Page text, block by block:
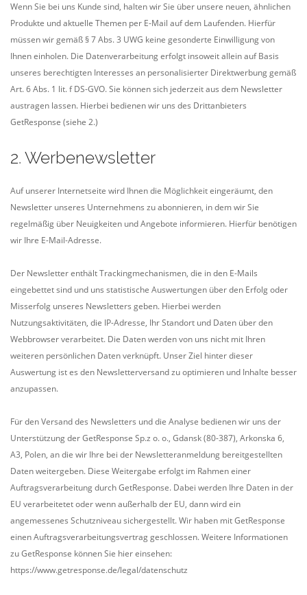
Wenn Sie bei uns Kunde sind, halten wir Sie über unsere neuen, ähnlichen
Produkte und aktuelle Themen per E-Mail auf dem Laufenden. Hierfür
müssen wir gemäß § 7 Abs. 3 UWG keine gesonderte Einwilligung von
Ihnen einholen. Die Datenverarbeitung erfolgt insoweit allein auf Basis
unseres berechtigten Interesses an personalisierter Direktwerbung gemäß
Art. 6 Abs. 1 lit. f DS-GVO. Sie können sich jederzeit aus dem Newsletter
austragen lassen. Hierbei bedienen wir uns des Drittanbieters
GetResponse (siehe 2.)
2. Werbenewsletter
Auf unserer Internetseite wird Ihnen die Möglichkeit eingeräumt, den
Newsletter unseres Unternehmens zu abonnieren, in dem wir Sie
regelmäßig über Neuigkeiten und Angebote informieren. Hierfür benötigen
wir Ihre E-Mail-Adresse.
Der Newsletter enthält Trackingmechanismen, die in den E-Mails
eingebettet sind und uns statistische Auswertungen über den Erfolg oder
Misserfolg unseres Newsletters geben. Hierbei werden
Nutzungsaktivitäten, die IP-Adresse, Ihr Standort und Daten über den
Webbrowser verarbeitet. Die Daten werden von uns nicht mit Ihren
weiteren persönlichen Daten verknüpft. Unser Ziel hinter dieser
Auswertung ist es den Newsletterversand zu optimieren und Inhalte besser
anzupassen.
Für den Versand des Newsletters und die Analyse bedienen wir uns der
Unterstützung der GetResponse Sp.z o. o., Gdansk (80-387), Arkonska 6,
A3, Polen, an die wir Ihre bei der Newsletteranmeldung bereitgestellten
Daten weitergeben. Diese Weitergabe erfolgt im Rahmen einer
Auftragsverarbeitung durch GetResponse. Dabei werden Ihre Daten in der
EU verarbeitetet oder wenn außerhalb der EU, dann wird ein
angemessenes Schutzniveau sichergestellt. Wir haben mit GetResponse
einen Auftragsverarbeitungsvertrag geschlossen. Weitere Informationen
zu GetResponse können Sie hier einsehen:
https://www.getresponse.de/legal/datenschutz